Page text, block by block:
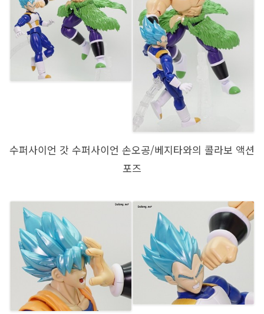
수퍼사이언 갓 수퍼사이언 손오공/베지타와의 콜라보 액션
포즈